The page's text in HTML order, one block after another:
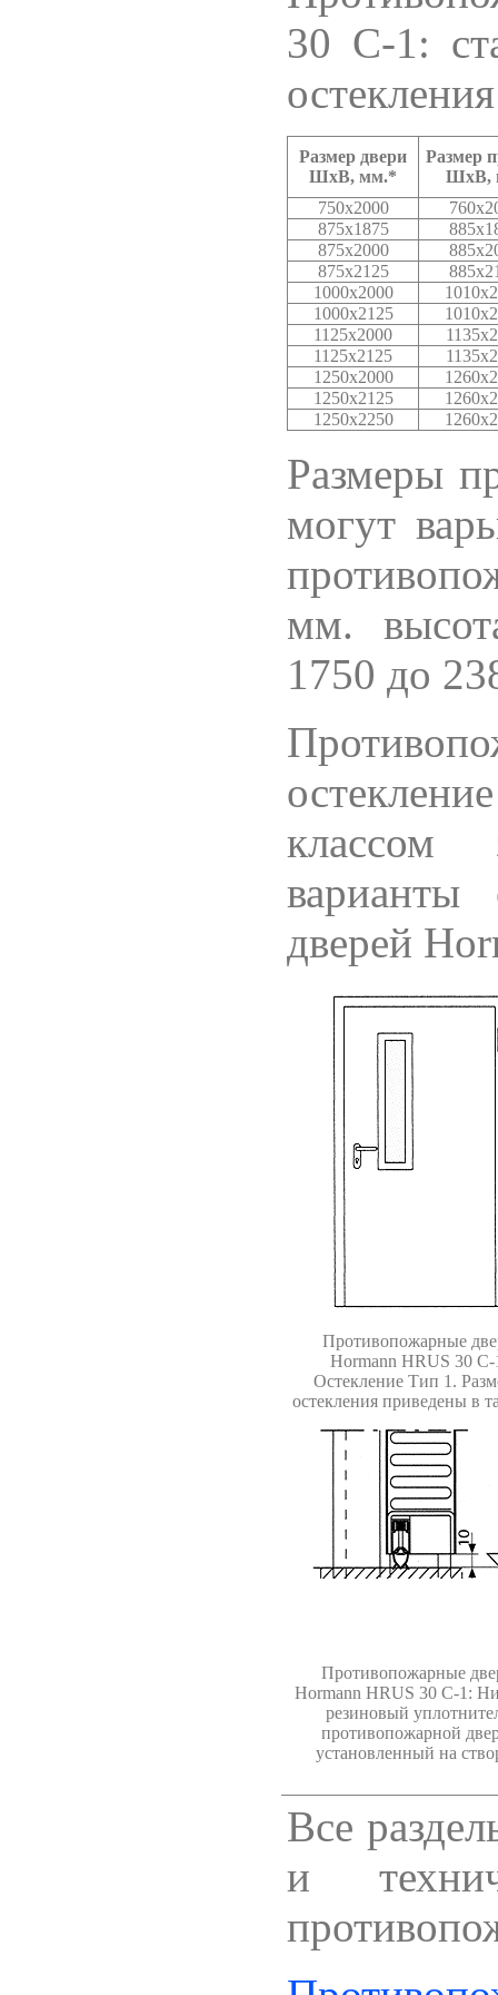
30 С-1:
остекления
Размер двери
ШхВ, мм.*
Размер
ШхВ,
750x2000
875х1875
875x2000
875x2125
1000x2000
1000x2125
1125x2000
1125x2125
1250x2000
1250x2125
1250x2250
Размеры
могут
мм.
1750 до
классом
варианты
дверей
Противопожарные
Hormann HRUS 30 С-
Остекление Тип 1.
остекления приведены в
Противопожарные
Hormann HRUS 30 С-1:
резиновый
противопожарной
установленный на
Все
и